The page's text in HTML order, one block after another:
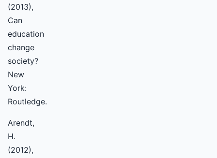
(2013),
Can
education
change
society?
New
York:
Routledge.
Arendt,
H.
(2012),